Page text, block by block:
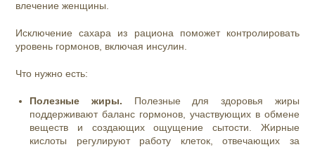
влечение женщины.
Исключение сахара из рациона поможет контролировать
уровень гормонов, включая инсулин.
Что нужно есть:
Полезные жиры. Полезные для здоровья жиры
поддерживают баланс гормонов, участвующих в обмене
веществ и создающих ощущение сытости. Жирные
кислоты регулируют работу клеток, отвечающих за